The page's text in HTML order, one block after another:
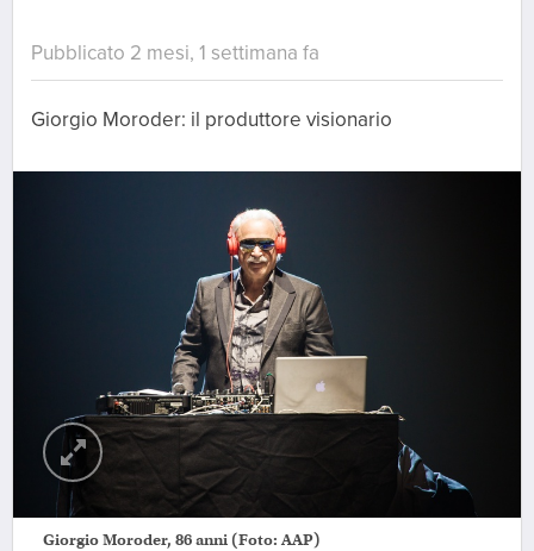
Pubblicato 2 mesi, 1 settimana fa
Giorgio Moroder: il produttore visionario
Giorgio Moroder, 86 anni (Foto: AAP)